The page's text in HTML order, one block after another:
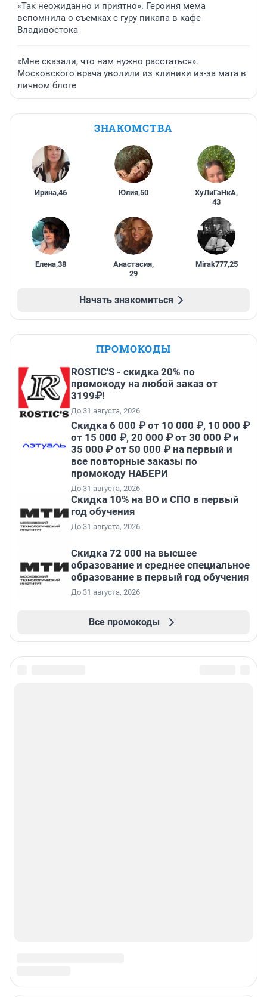
«Так неожиданно и приятно». Героиня мема
вспомнила о съемках с гуру пикапа в кафе
Владивостока
«Мне сказали, что нам нужно расстаться».
Московского врача уволили из клиники из-за мата в
личном блоге
ЗНАКОМСТВА
Ирина,46 Юлия,50 ХуЛиГаНкА,
43
Елена,38 Анастасия,
29
Mirak777,25
Начать знакомиться
ПРОМОКОДЫ
ROSTIC'S - скидка 20% по
промокоду на любой заказ от
3199₽!
До 31 августа, 2026
Скидка 6 000 ₽ от 10 000 ₽, 10 000 ₽
от 15 000 ₽, 20 000 ₽ от 30 000 ₽ и
35 000 ₽ от 50 000 ₽ на первый и
все повторные заказы по
промокоду НАБЕРИ
До 31 августа, 2026
Скидка 10% на ВО и СПО в первый
год обучения
До 31 августа, 2026
Скидка 72 000 на высшее
образование и среднее специальное
образование в первый год обучения
До 31 августа, 2026
Все промокоды